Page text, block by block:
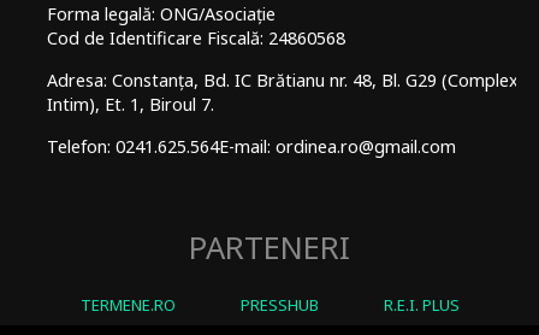
Forma legală: ONG/Asociație
Cod de Identificare Fiscală: 24860568
Adresa: Constanța, Bd. IC Brătianu nr. 48, Bl. G29 (Complex
Intim), Et. 1, Biroul 7.
Telefon: 0241.625.564E-mail: ordinea.ro@gmail.com
PARTENERI
TERMENE.RO PRESSHUB R.E.I. PLUS